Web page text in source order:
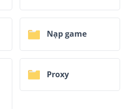
Nạp game
Proxy